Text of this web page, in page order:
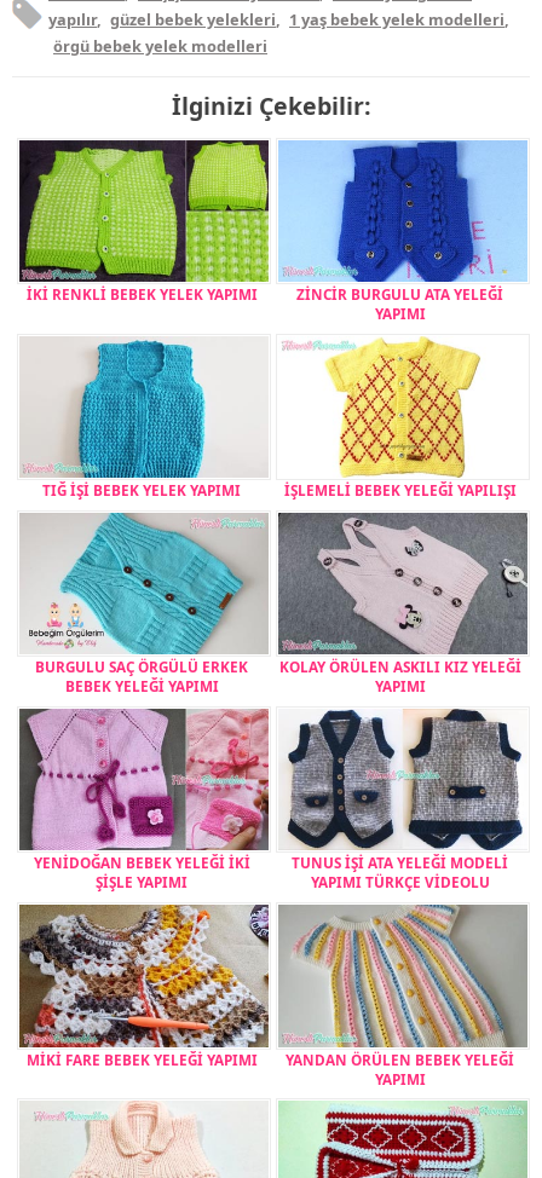
yapılır, güzel bebek yelekleri, 1 yaş bebek yelek modelleri,
örgü bebek yelek modelleri
İlginizi Çekebilir:
İKİ RENKLİ BEBEK YELEK YAPIMI
ZİNCİR BURGULU ATA YELEĞİ
YAPIMI
TIĞ İŞİ BEBEK YELEK YAPIMI İŞLEMELİ BEBEK YELEĞİ YAPILIŞI
BURGULU SAÇ ÖRGÜLÜ ERKEK
BEBEK YELEĞİ YAPIMI
KOLAY ÖRÜLEN ASKILI KIZ YELEĞİ
YAPIMI
YENİDOĞAN BEBEK YELEĞİ İKİ
ŞİŞLE YAPIMI
TUNUS İŞİ ATA YELEĞİ MODELİ
YAPIMI TÜRKÇE VİDEOLU
MİKİ FARE BEBEK YELEĞİ YAPIMI
YANDAN ÖRÜLEN BEBEK YELEĞİ
YAPIMI